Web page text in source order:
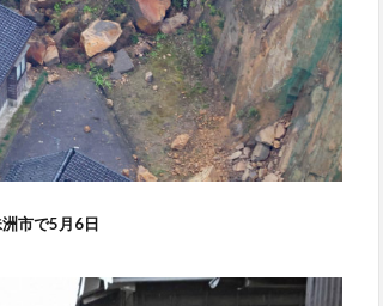
市で5月6日